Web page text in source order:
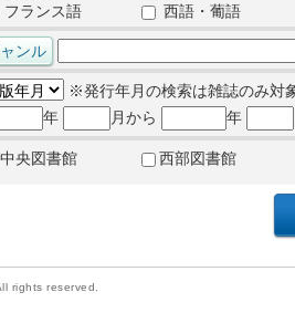
フランス語
西語・葡語
※発行年月の検索は雑誌のみ対
年
月から 年
中央図書館 西部図書館
rights reserved.